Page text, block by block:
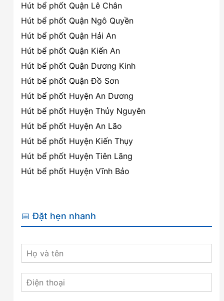
Hút bể phốt Quận Lê Chân
Hút bể phốt Quận Ngô Quyền
Hút bể phốt Quận Hải An
Hút bể phốt Quận Kiến An
Hút bể phốt Quận Dương Kinh
Hút bể phốt Quận Đồ Sơn
Hút bể phốt Huyện An Dương
Hút bể phốt Huyện Thủy Nguyên
Hút bể phốt Huyện An Lão
Hút bể phốt Huyện Kiến Thụy
Hút bể phốt Huyện Tiên Lãng
Hút bể phốt Huyện Vĩnh Bảo
📅 Đặt hẹn nhanh